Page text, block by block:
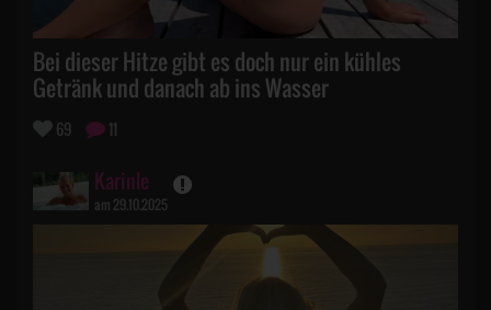
Bei dieser Hitze gibt es doch nur ein kühles
Getränk und danach ab ins Wasser
69 11
Karinle
am 29.10.2025